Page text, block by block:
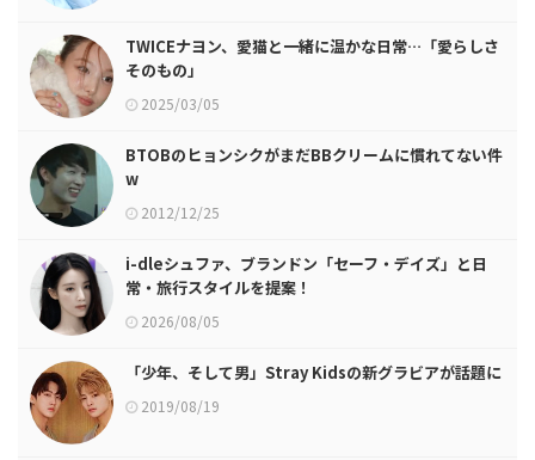
TWICEナヨン、愛猫と一緒に温かな日常…「愛らしさ
そのもの」
2025/03/05
BTOBのヒョンシクがまだBBクリームに慣れてない件
w
2012/12/25
i-dleシュファ、ブランドン「セーフ・デイズ」と日
常・旅行スタイルを提案！
2026/08/05
「少年、そして男」Stray Kidsの新グラビアが話題に
2019/08/19